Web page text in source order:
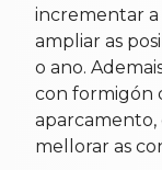
incrementar a
ampliar as
o ano.
con formigón
aparcamento,
mellorar as